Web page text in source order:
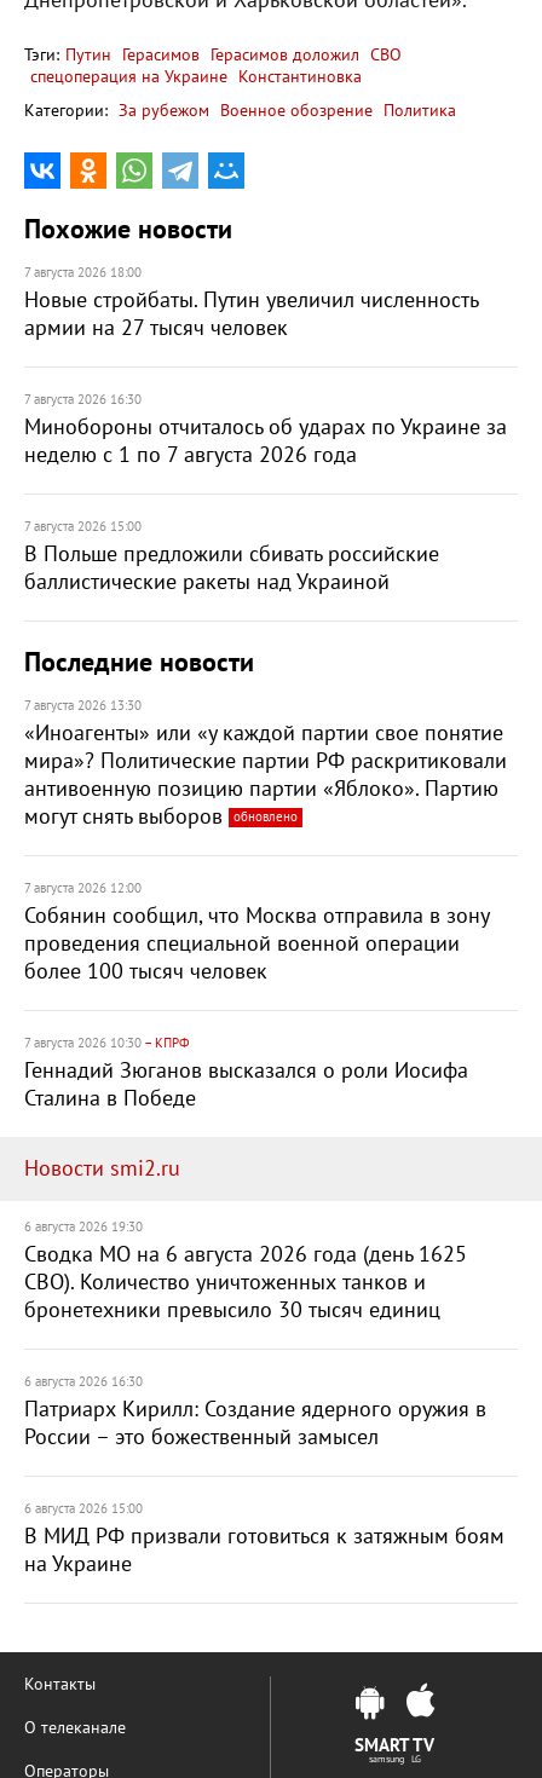
Тэги: Путин Герасимов Герасимов доложил СВО
спецоперация на Украине Константиновка
Категории: За рубежом Военное обозрение Политика
Похожие новости
7 августа 2026 18:00
Новые стройбаты. Путин увеличил численность
армии на 27 тысяч человек
7 августа 2026 16:30
Минобороны отчиталось об ударах по Украине за
неделю с 1 по 7 августа 2026 года
7 августа 2026 15:00
В Польше предложили сбивать российские
баллистические ракеты над Украиной
Последние новости
7 августа 2026 13:30
«Иноагенты» или «у каждой партии свое понятие
мира»? Политические партии РФ раскритиковали
антивоенную позицию партии «Яблоко». Партию
могут снять выборов
обновлено
7 августа 2026 12:00
Собянин сообщил, что Москва отправила в зону
проведения специальной военной операции
более 100 тысяч человек
7 августа 2026 10:30 – КПРФ
Геннадий Зюганов высказался о роли Иосифа
Сталина в Победе
Новости smi2.ru
6 августа 2026 19:30
Сводка МО на 6 августа 2026 года (день 1625
СВО). Количество уничтоженных танков и
бронетехники превысило 30 тысяч единиц
6 августа 2026 16:30
Патриарх Кирилл: Создание ядерного оружия в
России – это божественный замысел
6 августа 2026 15:00
В МИД РФ призвали готовиться к затяжным боям
на Украине
Контакты
О телеканале
Операторы
SMART TV
samsung LG